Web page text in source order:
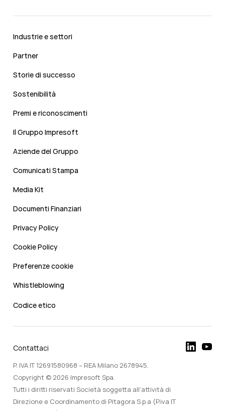
Industrie e settori
Partner
Storie di successo
Sostenibilità
Premi e riconoscimenti
Il Gruppo Impresoft
Aziende del Gruppo
Comunicati Stampa
Media Kit
Documenti Finanziari
Privacy Policy
Cookie Policy
Preferenze cookie
Whistleblowing
Codice etico
Contattaci
P. IVA IT 12691580968 – REA Milano 2678945.
Copyright © 2026 Impresoft Spa.
Tutti i diritti riservati Società soggetta all’attività di
Direzione e Coordinamento di Pitagora S.p.a (P.iva IT